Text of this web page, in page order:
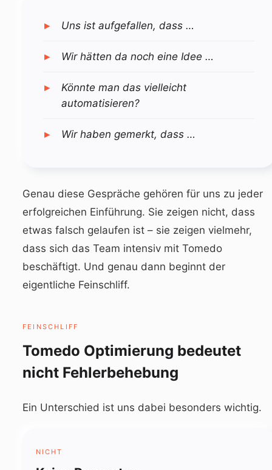
Uns ist aufgefallen, dass …
Wir hätten da noch eine Idee …
Könnte man das vielleicht
automatisieren?
Wir haben gemerkt, dass …
Genau diese Gespräche gehören für uns zu jeder
erfolgreichen Einführung. Sie zeigen nicht, dass
etwas falsch gelaufen ist – sie zeigen vielmehr,
dass sich das Team intensiv mit Tomedo
beschäftigt. Und genau dann beginnt der
eigentliche Feinschliff.
FEINSCHLIFF
Tomedo Optimierung bedeutet
nicht Fehlerbehebung
Ein Unterschied ist uns dabei besonders wichtig.
NICHT